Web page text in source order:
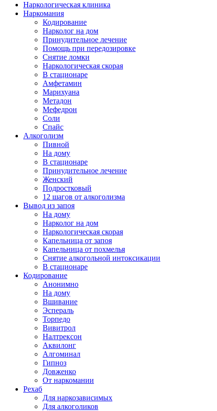
Наркологическая клиника
Наркомания
Кодирование
Нарколог на дом
Принудительное лечение
Помощь при передозировке
Снятие ломки
Наркологическая скорая
В стационаре
Амфетамин
Марихуана
Метадон
Мефедрон
Соли
Спайс
Алкоголизм
Пивной
На дому
В стационаре
Принудительное лечение
Женский
Подростковый
12 шагов от алкоголизма
Вывод из запоя
На дому
Нарколог на дом
Наркологическая скорая
Капельница от запоя
Капельница от похмелья
Снятие алкогольной интоксикации
В стационаре
Кодирование
Анонимно
На дому
Вшивание
Эспераль
Торпедо
Вивитрол
Налтрексон
Аквилонг
Алгоминал
Гипноз
Довженко
От наркомании
Рехаб
Для наркозависимых
Для алкоголиков